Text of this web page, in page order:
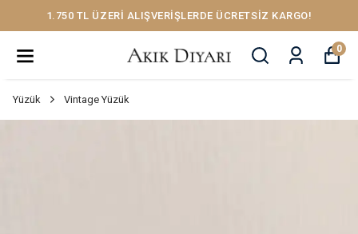
1.750 TL ÜZERİ ALIŞVERİŞLERDE ÜCRETSİZ KARGO!
0
Yüzük Vintage Yüzük